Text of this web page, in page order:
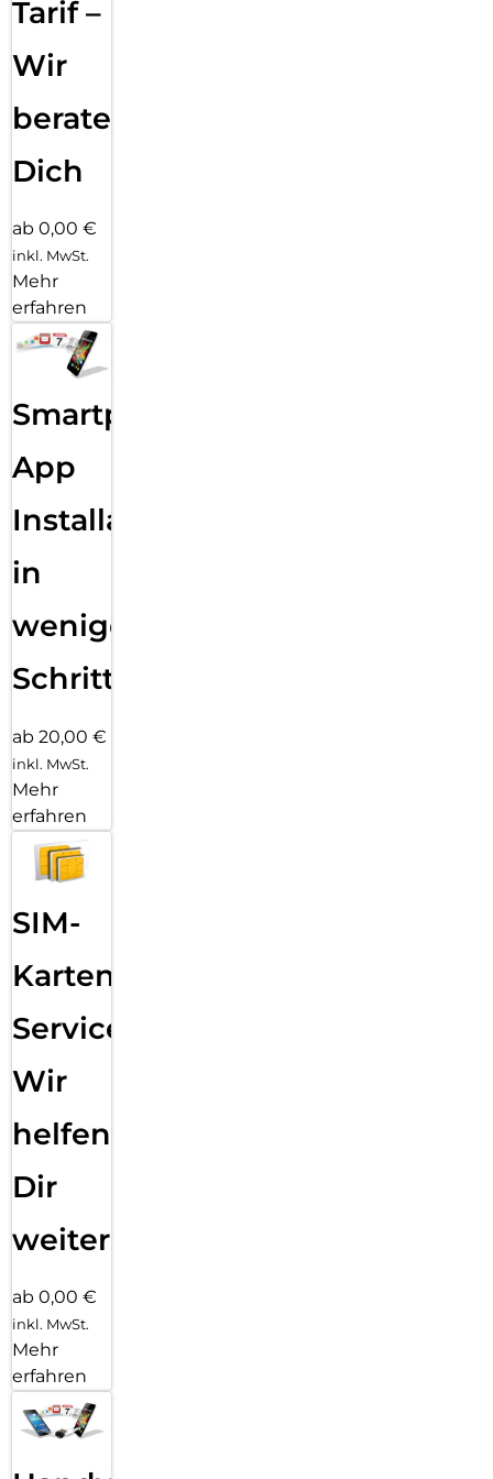
genau dann, wenn du sie brauchst.
Tarif –
Wir
beraten
Dich
ab 0,00 €
inkl. MwSt.
Mehr
erfahren
Smartphone
App
Installation
in
wenigen
Schritten
ab 20,00 €
inkl. MwSt.
Mehr
erfahren
SIM-
Karten
Service:
Wir
helfen
Dir
weiter
ab 0,00 €
inkl. MwSt.
Mehr
erfahren